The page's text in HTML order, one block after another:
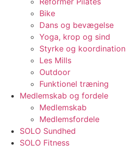
Bike
Dans og bevægelse
Yoga, krop og sind
Styrke og koordination
Les Mills
Outdoor
Funktionel træning
Medlemskab og fordele
Medlemskab
Medlemsfordele
SOLO Sundhed
SOLO Fitness